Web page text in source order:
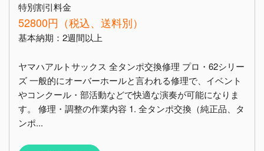
特別割引料金
52800円（税込、送料別）
基本納期：2週間以上
ヤマハアルトサックス 全タンポ交換修理 プロ・62シリー
ズ 一般的にオーバーホールと言われる修理で、イベント
やコンクール・部活動などで快適な演奏が可能になりま
す。 修理・調整の作業内容 1. 全タンポ交換（純正品、タ
ンポ...